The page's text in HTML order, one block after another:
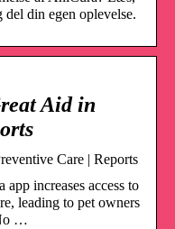
del din egen oplevelse.
Aid in
Care | Reports
increases access to
leading to pet owners
…